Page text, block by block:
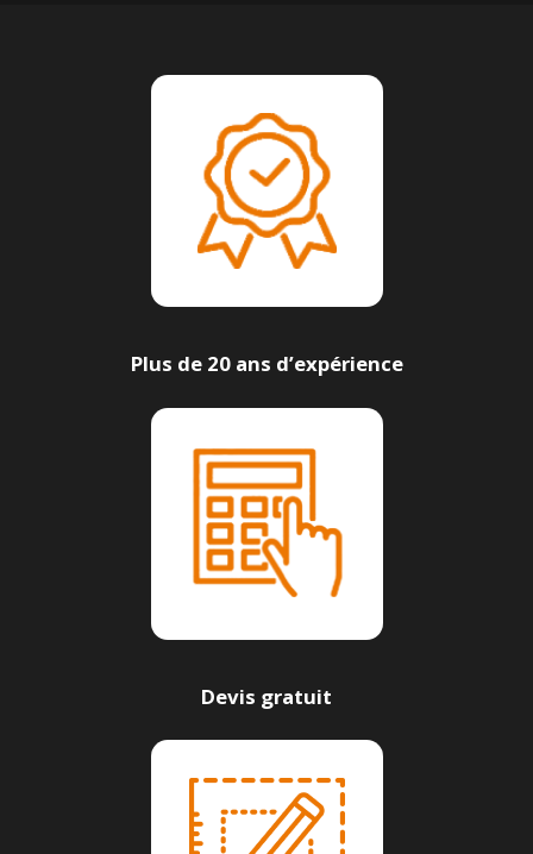
Plus de 20 ans d’expérience
Devis gratuit